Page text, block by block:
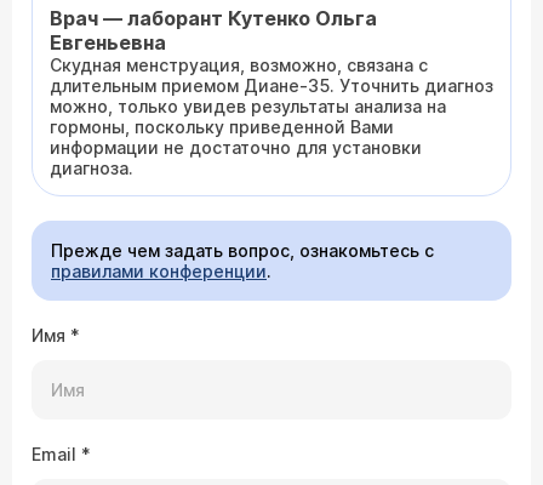
Врач — лаборант Кутенко Ольга
Евгеньевна
Скудная менструация, возможно, связана с
длительным приемом Диане-35. Уточнить диагноз
можно, только увидев результаты анализа на
гормоны, поскольку приведенной Вами
информации не достаточно для установки
диагноза.
Прежде чем задать вопрос, ознакомьтесь с
правилами конференции.
Имя *
Email *